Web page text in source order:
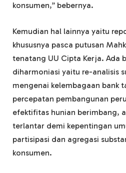
konsumen,” bebernya.
Kemudian hal lainnya yaitu
khususnya pasca putusan
tenatang UU Cipta Kerja. Ada
diharmoniasi yaitu re-analisis
mengenai kelembagaan bank
percepatan pembangunan
efektifitas hunian berimbang,
terlantar demi kepentingan
partisipasi dan agregasi
konsumen.